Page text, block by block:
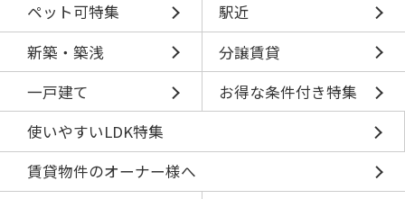
ペット可特集
駅近
新築・築浅
分譲賃貸
一戸建て
お得な条件付き特集
使いやすいLDK特集
賃貸物件のオーナー様へ